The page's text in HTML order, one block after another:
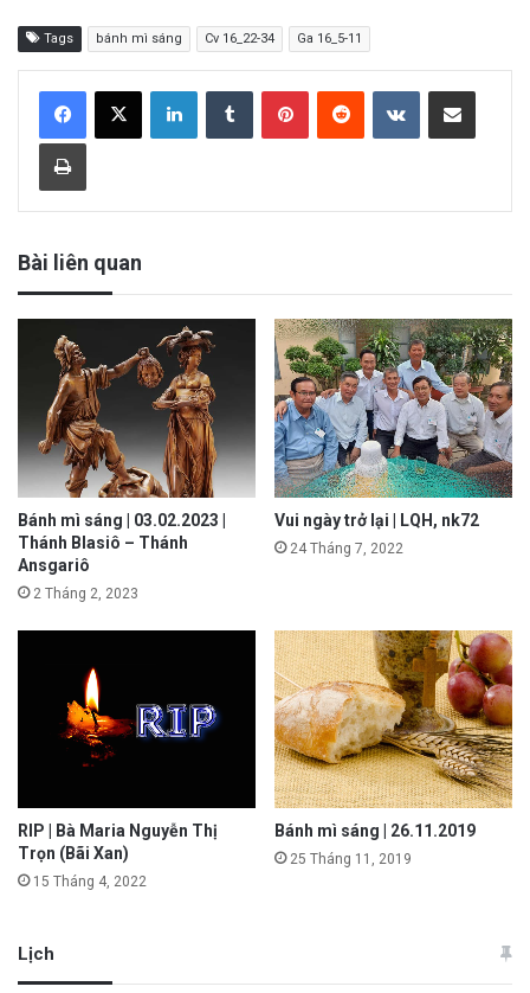
Tags bánh mì sáng Cv 16_22-34 Ga 16_5-11
Bài liên quan
Bánh mì sáng | 03.02.2023 |
Thánh Blasiô – Thánh
Ansgariô
2 Tháng 2, 2023
Vui ngày trở lại | LQH, nk72
24 Tháng 7, 2022
RIP | Bà Maria Nguyễn Thị
Trọn (Bãi Xan)
15 Tháng 4, 2022
Bánh mì sáng | 26.11.2019
25 Tháng 11, 2019
Lịch